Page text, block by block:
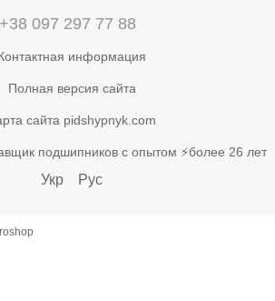
+38 097 297 77 88
информация
Полная версия сайта
сайта pidshypnyk.com
подшипников с опытом ⚡более 26 лет
Укр Рус